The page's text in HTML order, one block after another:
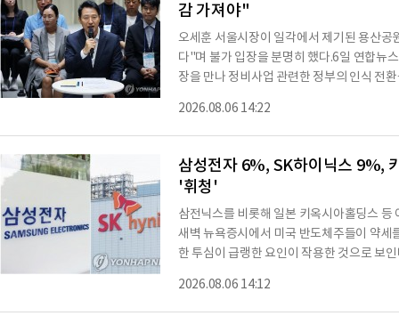
감 가져야"
오세훈 서울시장이 일각에서 제기된 용산
다"며 불가 입장을 분명히 했다.6일 연합뉴
장을 만나 정비사업 관련한 정부의 인식 전
무리 발언에서 최근 용산공원 어린이정원
"절대 일부라도 그런 식으로 주택을 공급하
그는 "국토교통부가 공식 입장은 아니라고
2026.08.06 14:22
삼성전자 6%, SK하이닉스 9%,
'휘청'
삼전닉스를 비롯해 일본 키옥시아홀딩스
새벽 뉴욕증시에서 미국 반도체주들이 약
한 투심이 급랭한 요인이 작용한 것으로 보
떨어지고 있다.삼전닉스를 비롯해 대형주 7
스퀘어 11%, 삼성전기 7.5%, 삼성물산3.7
2026.08.06 14:12